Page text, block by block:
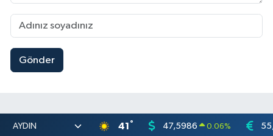
Gönder
41 ° 47,5986 0.06%